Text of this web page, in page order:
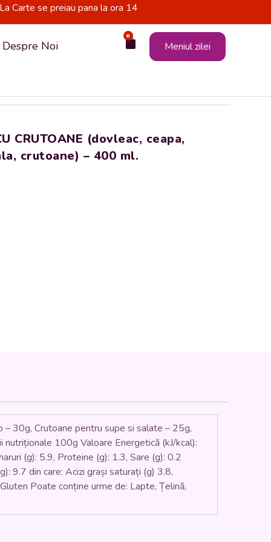
Carte se preiau pana la ora 14
Despre Noi
0
Cart Meniul zilei
CRUTOANE (dovleac, ceapa,
crutoane) – 400 ml.
30g, Crutoane pentru supe si salate – 25g,
100g Valoare Energetică (kJ/kcal):
(g): 5.9, Proteine (g): 1.3, Sare (g): 0.2
9.7 din care: Acizi grași saturați (g) 3.8,
Poate conține urme de: Lapte, Țelină,